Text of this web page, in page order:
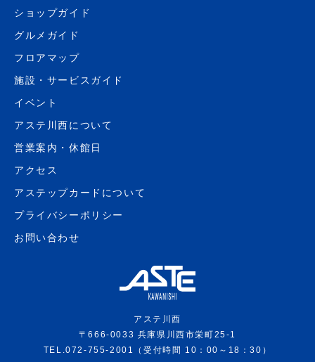
ショップガイド
グルメガイド
フロアマップ
施設・サービスガイド
イベント
アステ川西について
営業案内・休館日
アクセス
アステップカードについて
プライバシーポリシー
お問い合わせ
アステ川西
〒666-0033 兵庫県川西市栄町25-1
TEL.072-755-2001（受付時間 10：00～18：30）